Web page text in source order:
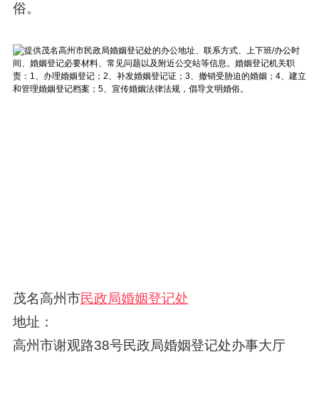
俗。
茂名高州市民政局婚姻登记处
地址：
高州市谢观路38号民政局婚姻登记处办事大厅